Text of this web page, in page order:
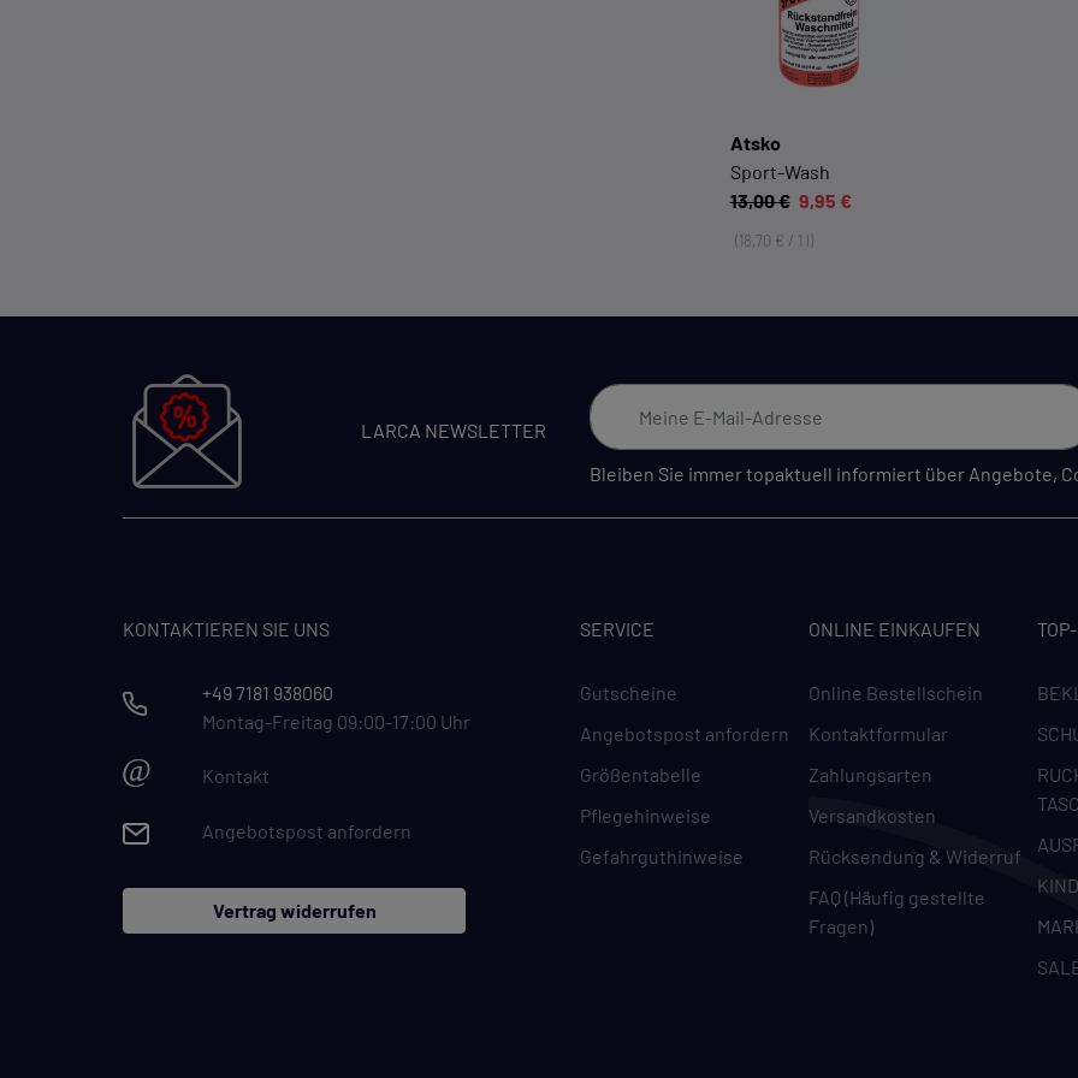
Wir möchten die Bedienung dieses Shops für Sie
möglichst komfortabel gestalten.
Inhalte von externen Dienstleistern wie Google, Social-
Media-Plattformen etc.
Atsko
Sport-Wash
13,00 € 9,95 €
(18,70 € / 1 l)
LARCA NEWSLETTER
Bleiben Sie immer topaktuell informiert über Angebote,
KONTAKTIEREN SIE UNS
+49 7181 938060
Montag-Freitag 09:00-17:00 Uhr
@ Kontakt
Angebotspost anfordern
Vertrag widerrufen
SERVICE
Gutscheine
Angebotspost anfordern
Größentabelle
Pflegehinweise
Gefahrguthinweise
ONLINE EINKAUFEN
Online Bestellschein
Kontaktformular
Zahlungsarten
Versandkosten
Rücksendung & Widerruf
FAQ (Häufig gestellte
Fragen)